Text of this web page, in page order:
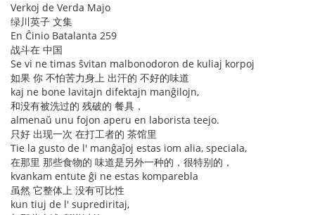
Verkoj de Verda Majo
绿川英子 文集
En Ĉinio Batalanta 259
战斗在 中国
Se vi ne timas ŝvitan malbonodoron de kuliaj korpoj
如果 你 不怕苦力身上 出汗的 不好的味道
kaj ne bone lavitajn difektajn manĝilojn,
和没有被洗过的 残破的 餐具，
almenaŭ unu fojon aperu en laborista teejo.
只好 出现一次 在打工者的 茶馆里
Tie la gusto de l' manĝaĵoj estas iom alia, speciala,
在那里 那些食物的 味道是另外一种的，很特别的，
kvankam entute ĝi ne estas komparebla
虽然 它整体上 没有可比性
kun tiuj de l' suprediritaj,